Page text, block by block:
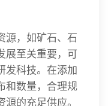
源，如矿石、石
展至关重要，可
发科技。在添加
和数量，合理规
的充足供应。